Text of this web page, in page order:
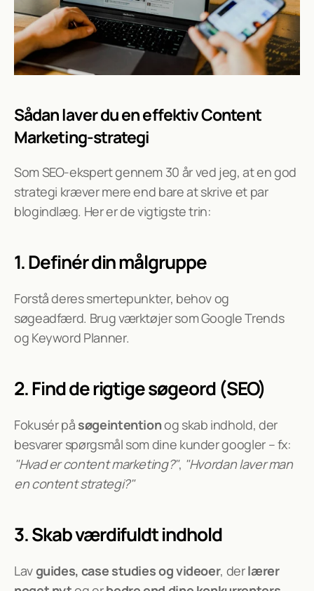
Sådan laver du en effektiv Content
Marketing-strategi
Som SEO-ekspert gennem 30 år ved jeg, at en god
strategi kræver mere end bare at skrive et par
blogindlæg. Her er de vigtigste trin:
1. Definér din målgruppe
Forstå deres smertepunkter, behov og
søgeadfærd. Brug værktøjer som Google Trends
og Keyword Planner.
2. Find de rigtige søgeord (SEO)
Fokusér på søgeintention og skab indhold, der
besvarer spørgsmål som dine kunder googler – fx:
"Hvad er content marketing?", "Hvordan laver man
en content strategi?"
3. Skab værdifuldt indhold
Lav guides, case studies og videoer, der lærer